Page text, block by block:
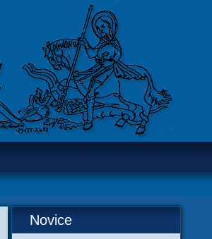
Novice